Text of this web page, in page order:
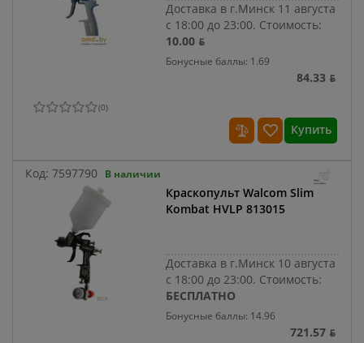
Доставка в г.Минск 11 августа
с 18:00 до 23:00. Стоимость:
10.00 ƃ
Бонусные баллы: 1.69
84.33 ƃ
(0)
Купить
Код: 7597790 В наличии
Краскопульт Walcom Slim
Kombat HVLP 813015
Доставка в г.Минск 10 августа
с 18:00 до 23:00. Стоимость:
БЕСПЛАТНО
Бонусные баллы: 14.96
721.57 ƃ